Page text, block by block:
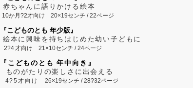
赤ちゃんに語りかける絵本
10か月?2才向け 20×19センチ / 22ページ
『こどものとも 年少版』
絵本に興味を持ちはじめた幼い子どもに
2?4才向け 21×10センチ / 24ページ
『こどものとも 年中向き』
ものがたりの楽しさに出会える
4?5才向け26×19センチ / 28?32ページ